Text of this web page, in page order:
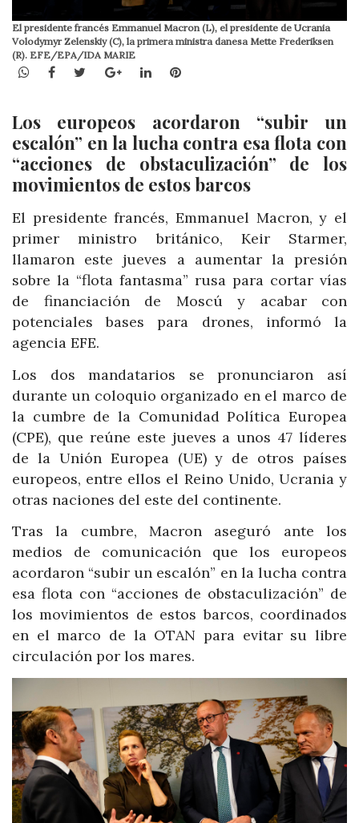
El presidente francés Emmanuel Macron (L), el presidente de Ucrania
Volodymyr Zelenskiy (C), la primera ministra danesa Mette Frederiksen
(R). EFE/EPA/IDA MARIE
WhatsApp
Facebook
TwitterGoogle+LinkedInPinterest
Los europeos acordaron “subir un
escalón” en la lucha contra esa flota con
“acciones de obstaculización” de los
movimientos de estos barcos
El presidente francés, Emmanuel Macron, y el
primer ministro británico, Keir Starmer,
llamaron este jueves a aumentar la presión
sobre la “flota fantasma” rusa para cortar vías
de financiación de Moscú y acabar con
potenciales bases para drones, informó la
agencia EFE.
Los dos mandatarios se pronunciaron así
durante un coloquio organizado en el marco de
la cumbre de la Comunidad Política Europea
(CPE), que reúne este jueves a unos 47 líderes
de la Unión Europea (UE) y de otros países
europeos, entre ellos el Reino Unido, Ucrania y
otras naciones del este del continente.
Tras la cumbre, Macron aseguró ante los
medios de comunicación que los europeos
acordaron “subir un escalón” en la lucha contra
esa flota con “acciones de obstaculización” de
los movimientos de estos barcos, coordinados
en el marco de la OTAN para evitar su libre
circulación por los mares.